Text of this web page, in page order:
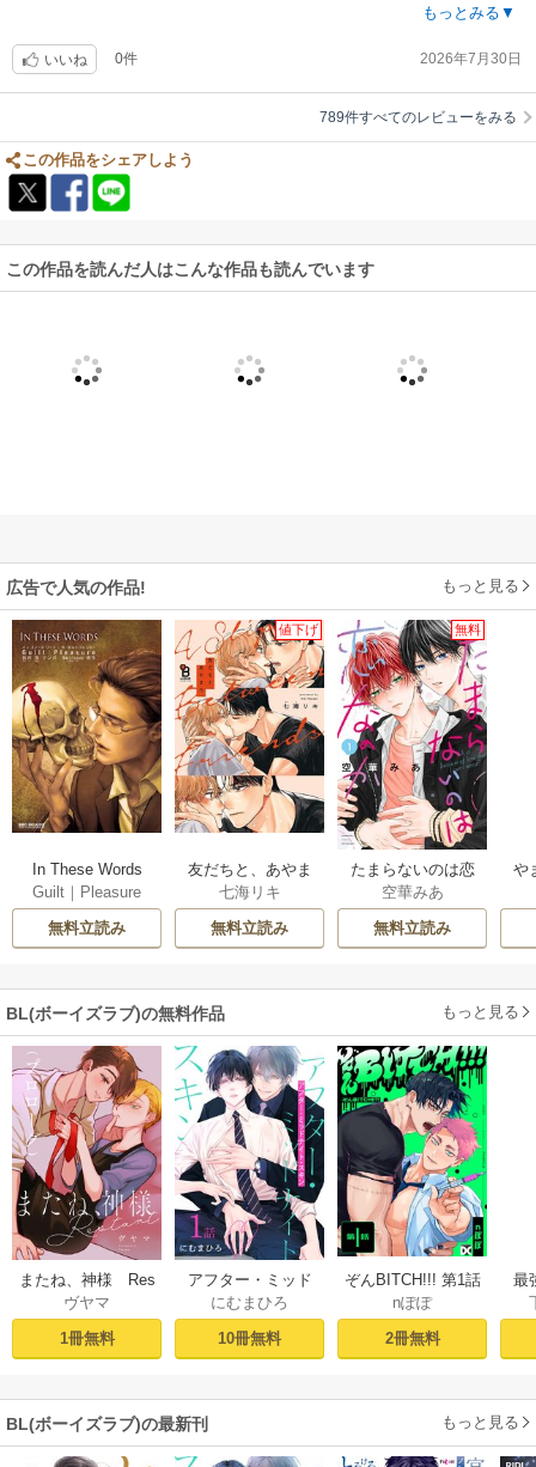
合っていくか悩みながら進んでいく展開がとても良かったです。もっとみる▼
いいね 0件 2026年7月30日
789件すべてのレビューをみる
この作品をシェアしよう
この作品を読んだ人はこんな作品も読んでいます
広告で人気の作品! もっと見る
In These Words
Guilt｜Pleasure
無料立読み
値下げ
友だちと、あやま
ち。
七海リキ
無料立読み
無料
たまらないのは恋
なのか
空華みあ
無料立読み
や
BL(ボーイズラブ)の無料作品 もっと見る
またね、神様 Res
tart［ばら売り］
プロローグ
ヴヤマ
1冊無料
アフター・ミッド
ナイト・スキン
［ばら売り］ 第1話
にむまひろ
10冊無料
ぞんBITCH!!! 第1話
nぽぽ
2冊無料
最
BL(ボーイズラブ)の最新刊 もっと見る